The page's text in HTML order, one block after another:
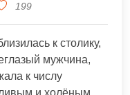
199
к столику,
мужчина,
к числу